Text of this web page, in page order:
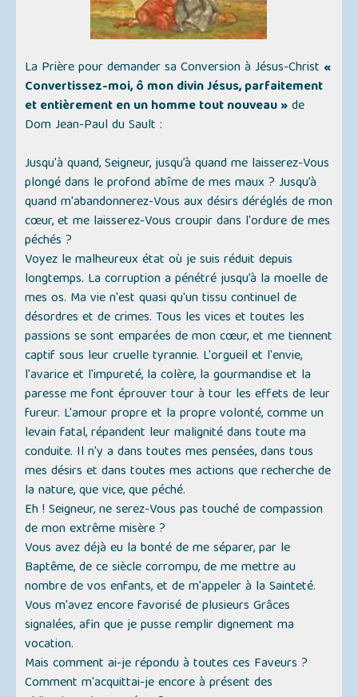
La Prière pour demander sa Conversion à Jésus-Christ «
Convertissez-moi, ô mon divin Jésus, parfaitement
et entièrement en un homme tout nouveau »de
Dom Jean-Paul du Sault :
Jusqu'à quand, Seigneur, jusqu’à quand me laisserez-Vous
plongé dans le profond abîme de mes maux ? Jusqu’à
quand m'abandonnerez-Vous aux désirs déréglés de mon
cœur, et me laisserez-Vous croupir dans l'ordure de mes
péchés ?
Voyez le malheureux état où je suis réduit depuis
longtemps. La corruption a pénétré jusqu’à la moelle de
mes os. Ma vie n'est quasi qu'un tissu continuel de
désordres et de crimes. Tous les vices et toutes les
passions se sont emparées de mon cœur, et me tiennent
captif sous leur cruelle tyrannie. L'orgueil et l'envie,
l'avarice et l'impureté, la colère, la gourmandise et la
paresse me font éprouver tour à tour les effets de leur
fureur. L'amour propre et la propre volonté, comme un
levain fatal, répandent leur malignité dans toute ma
conduite. Il n'y a dans toutes mes pensées, dans tous
mes désirs et dans toutes mes actions que recherche de
la nature, que vice, que péché.
Eh ! Seigneur, ne serez-Vous pas touché de compassion
de mon extrême misère ?
Vous avez déjà eu la bonté de me séparer, par le
Baptême, de ce siècle corrompu, de me mettre au
nombre de vos enfants, et de m'appeler à la Sainteté.
Vous m'avez encore favorisé de plusieurs Grâces
signalées, afin que je pusse remplir dignement ma
vocation.
Mais comment ai-je répondu à toutes ces Faveurs ?
Comment m'acquittai-je encore à présent des